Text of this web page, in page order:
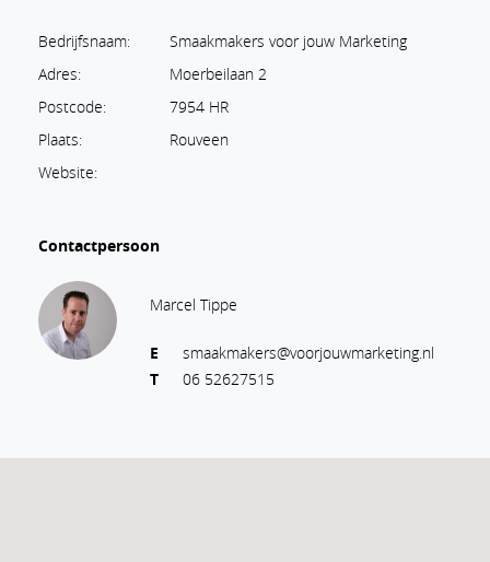
Bedrijfsnaam:
Smaakmakers voor jouw Marketing
Adres:
Moerbeilaan 2
Postcode:
7954 HR
Plaats:
Rouveen
Website:
Contactpersoon
Marcel Tippe
E
smaakmakers@voorjouwmarketing.nl
T
06 52627515